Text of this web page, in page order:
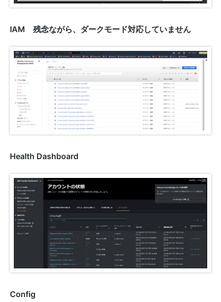
IAM 残念ながら、ダークモード対応していません
Health Dashboard
Config